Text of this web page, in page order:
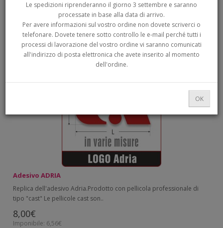
PRODOTTI CHE SODDISFANO I CRITERI
DI RICERCA
ordinamento: Mostra:
Adesivo ADRIA
Replica dell'adesivo Adria.Prodotto con pellicola professionale di
tipo "cast" Le pellicole cast son..
8,00€
Imponibile: 6,56€
Le spedizioni riprenderanno il giorno 3 settembre e saranno
processate in base alla data di arrivo.
Per avere informazioni sul vostro ordine non dovete scriverci o
telefonare. Dovete tenere sotto controllo le e-mail perché tutti i
processi di lavorazione del vostro ordine vi saranno comunicati
all'indirizzo di posta elettronica che avete inserito al momento
dell'ordine.
OK